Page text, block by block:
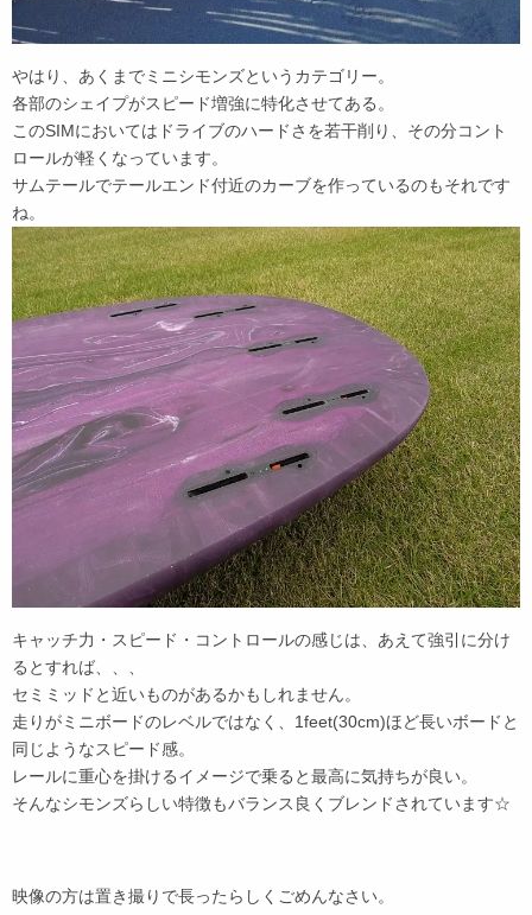
やはり、あくまでミニシモンズというカテゴリー。
各部のシェイプがスピード増強に特化させてある。
このSIMにおいてはドライブのハードさを若干削り、その分コント
ロールが軽くなっています。
サムテールでテールエンド付近のカーブを作っているのもそれです
ね。
キャッチ力・スピード・コントロールの感じは、あえて強引に分け
るとすれば、、、
セミミッドと近いものがあるかもしれません。
走りがミニボードのレベルではなく、1feet(30cm)ほど長いボードと
同じようなスピード感。
レールに重心を掛けるイメージで乗ると最高に気持ちが良い。
そんなシモンズらしい特徴もバランス良くブレンドされています☆
映像の方は置き撮りで長ったらしくごめんなさい。